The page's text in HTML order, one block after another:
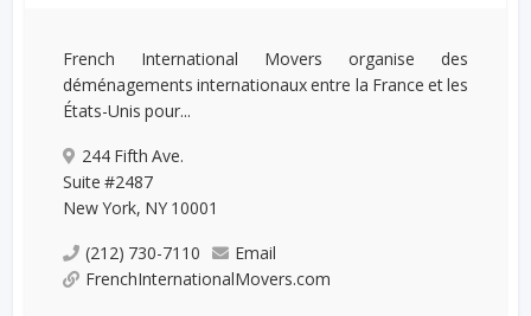
French International Movers organise des
déménagements internationaux entre la France et les
États-Unis pour...
244 Fifth Ave.
Suite #2487
New York, NY 10001
(212) 730-7110
Email
FrenchInternationalMovers.com